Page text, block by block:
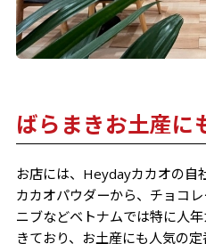
ばらまきお土産に
お店には、Heydayカカオの自
カカオパウダーから、チョコ
ニブなどベトナムでは特に人
きており、お土産にも人気の